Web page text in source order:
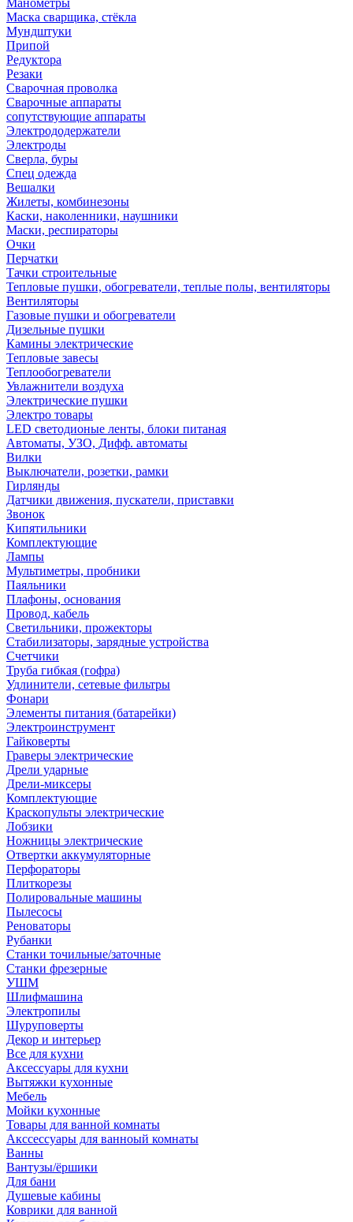
Манометры
Маска сварщика, стёкла
Мундштуки
Припой
Редуктора
Резаки
Сварочная проволка
Сварочные аппараты
сопутствующие аппараты
Электрододержатели
Электроды
Сверла, буры
Спец одежда
Вешалки
Жилеты, комбинезоны
Каски, наколенники, наушники
Маски, респираторы
Очки
Перчатки
Тачки строительные
Тепловые пушки, обогреватели, теплые полы, вентиляторы
Вентиляторы
Газовые пушки и обогреватели
Дизельные пушки
Камины электрические
Тепловые завесы
Теплообогреватели
Увлажнители воздуха
Электрические пушки
Электро товары
LED светодионые ленты, блоки питаная
Автоматы, УЗО, Дифф. автоматы
Вилки
Выключатели, розетки, рамки
Гирлянды
Датчики движения, пускатели, приставки
Звонок
Кипятильники
Комплектующие
Лампы
Мультиметры, пробники
Паяльники
Плафоны, основания
Провод, кабель
Светильники, прожекторы
Стабилизаторы, зарядные устройства
Счетчики
Труба гибкая (гофра)
Удлинители, сетевые фильтры
Фонари
Элементы питания (батарейки)
Электроинструмент
Гайковерты
Граверы электрические
Дрели ударные
Дрели-миксеры
Комплектующие
Краскопульты электрические
Лобзики
Ножницы электрические
Отвертки аккумуляторные
Перфораторы
Плиткорезы
Полировальные машины
Пылесосы
Реноваторы
Рубанки
Станки точильные/заточные
Станки фрезерные
УШМ
Шлифмашина
Электропилы
Шуруповерты
Декор и интерьер
Все для кухни
Аксессуары для кухни
Вытяжки кухонные
Мебель
Мойки кухонные
Товары для ванной комнаты
Акссессуары для ванноый комнаты
Ванны
Вантузы/ёршики
Для бани
Душевые кабины
Коврики для ванной